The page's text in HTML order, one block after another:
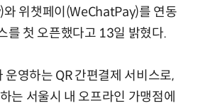
위챗페이(WeChatPay)를 연동
를 첫 오픈했다고 13일 밝혔다.
영하는 QR 간편결제 서비스로,
는 서울시 내 오프라인 가맹점에